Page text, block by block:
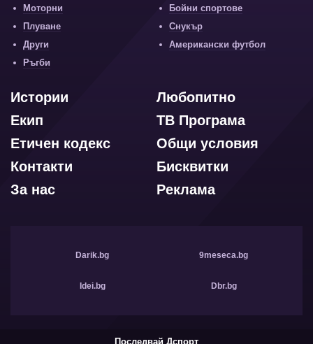
Моторни
Бойни спортове
Плуване
Снукър
Други
Американски футбол
Ръгби
Любопитно
Истории
ТВ Програма
Екип
Общи условия
Етичен кодекс
Бисквитки
Контакти
Реклама
За нас
Darik.bg 9meseca.bg
Idei.bg Dbr.bg
Последвай Дспорт